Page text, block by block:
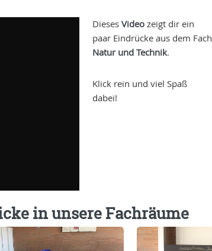
Dieses Videozeigt dir ein
paar Eindrücke aus dem Fach
Natur und Technik.
Klick rein und viel Spaß
dabei!
in unsere Fachräume